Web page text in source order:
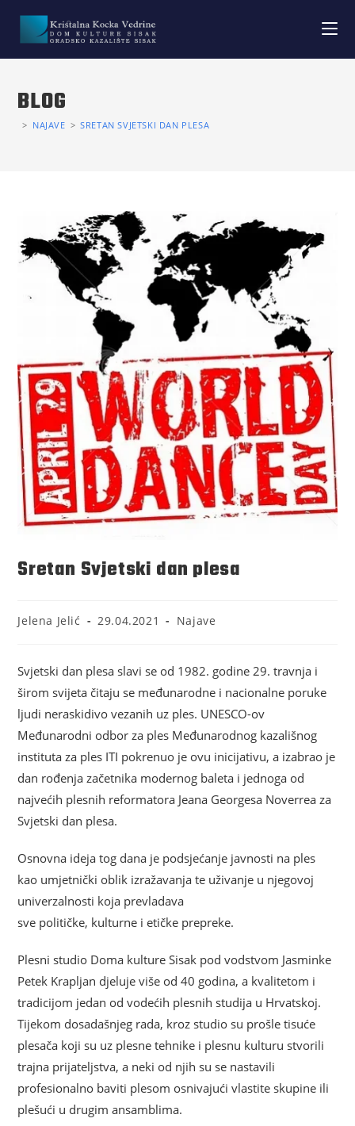
BLOG
> NAJAVE > SRETAN SVJETSKI DAN PLESA
Sretan Svjetski dan plesa
Jelena Jelić 29.04.2021 Najave
Svjetski dan plesa slavi se od 1982. godine 29. travnja i
širom svijeta čitaju se međunarodne i nacionalne poruke
ljudi neraskidivo vezanih uz ples. UNESCO-ov
Međunarodni odbor za ples Međunarodnog kazališnog
instituta za ples ITI pokrenuo je ovu inicijativu, a izabrao je
dan rođenja začetnika modernog baleta i jednoga od
najvećih plesnih reformatora Jeana Georgesa Noverrea za
Svjetski dan plesa.
Osnovna ideja tog dana je podsjećanje javnosti na ples
kao umjetnički oblik izražavanja te uživanje u njegovoj
univerzalnosti koja prevladava
sve političke, kulturne i etičke prepreke.
Plesni studio Doma kulture Sisak pod vodstvom Jasminke
Petek Krapljan djeluje više od 40 godina, a kvalitetom i
tradicijom jedan od vodećih plesnih studija u Hrvatskoj.
Tijekom dosadašnjeg rada, kroz studio su prošle tisuće
plesača koji su uz plesne tehnike i plesnu kulturu stvorili
trajna prijateljstva, a neki od njih su se nastavili
profesionalno baviti plesom osnivajući vlastite skupine ili
plešući u drugim ansamblima.